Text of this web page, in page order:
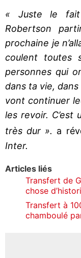
« Juste le fait
Robertson
prochaine je
coulent toutes
personnes qui
dans ta vie,
vont continuer
les revoir. C’est
très dur ». a
Inter.
Articles liés
Transfert de
chose
Transfert à
chamboulé